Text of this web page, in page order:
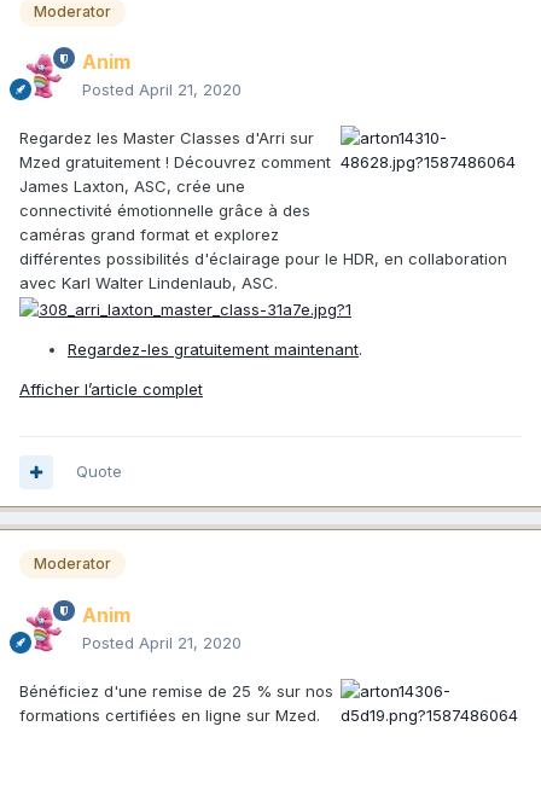
Moderator
Anim
Posted April 21, 2020
Regardez les Master Classes d'Arri sur
Mzed gratuitement ! Découvrez comment
James Laxton, ASC, crée une
connectivité émotionnelle grâce à des
caméras grand format et explorez
différentes possibilités d'éclairage pour le HDR, en collaboration
avec Karl Walter Lindenlaub, ASC.
Regardez-les gratuitement maintenant.
Afficher l’article complet
Quote
Moderator
Anim
Posted April 21, 2020
Bénéficiez d'une remise de 25 % sur nos
formations certifiées en ligne sur Mzed.